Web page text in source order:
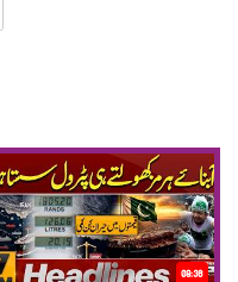
08:36